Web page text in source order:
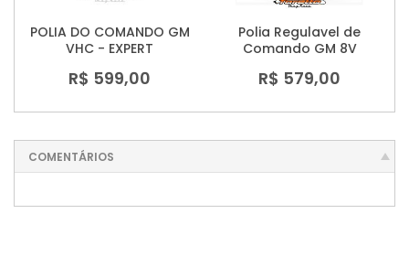
POLIA DO COMANDO GM
VHC - EXPERT
R$ 599,00
Polia Regulavel de
Comando GM 8V
R$ 579,00
COMENTÁRIOS